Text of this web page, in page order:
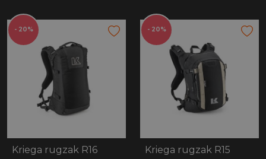
- 20%
Kriega rugzak R16
- 20%
Kriega rugzak R15